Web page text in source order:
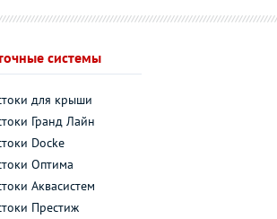
системы
для крыши
Гранд Лайн
Docke
Оптима
Аквасистем
Престиж